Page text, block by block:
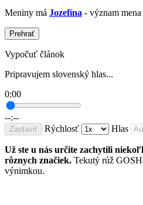
Meniny má Jozefína - význam mena
Prehrať
Vypočuť článok
Pripravujem slovenský hlas...
0:00
--:--
Zastaviť Rýchlosť Hlas
Už ste u nás určite zachytili
rôznych značiek. Tekutý rúž
výnimkou.